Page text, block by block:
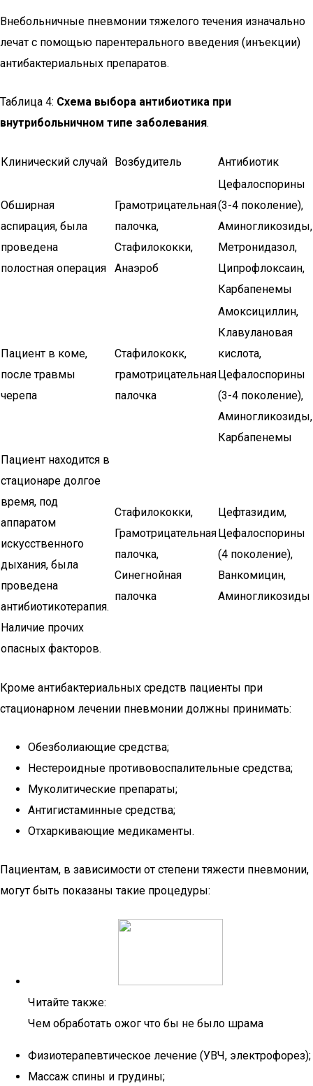
Внебольничные пневмонии тяжелого течения изначально
лечат с помощью парентерального введения (инъекции)
антибактериальных препаратов.
Таблица 4: Схема выбора антибиотика при
внутрибольничном типе заболевания.
Клинический случай Возбудитель Антибиотик
Обширная
аспирация, была
проведена
полостная операция
Грамотрицательная
палочка,
Стафилококки,
Анаэроб
Цефалоспорины
(3-4 поколение),
Аминогликозиды,
Метронидазол,
Ципрофлоксаин,
Карбапенемы
Пациент в коме,
после травмы
черепа
Стафилококк,
грамотрицательная
палочка
Амоксициллин,
Клавулановая
кислота,
Цефалоспорины
(3-4 поколение),
Аминогликозиды,
Карбапенемы
Пациент находится в
стационаре долгое
время, под
аппаратом
искусственного
дыхания, была
проведена
антибиотикотерапия.
Наличие прочих
опасных факторов.
Стафилококки,
Грамотрицательная
палочка,
Синегнойная
палочка
Цефтазидим,
Цефалоспорины
(4 поколение),
Ванкомицин,
Аминогликозиды
Кроме антибактериальных средств пациенты при
стационарном лечении пневмонии должны принимать:
Обезболиающие средства;
Нестероидные противовоспалительные средства;
Муколитические препараты;
Антигистаминные средства;
Отхаркивающие медикаменты.
Пациентам, в зависимости от степени тяжести пневмонии,
могут быть показаны такие процедуры:
Читайте также:
Чем обработать ожог что бы не было шрама
Физиотерапевтическое лечение (УВЧ, электрофорез);
Массаж спины и грудины;